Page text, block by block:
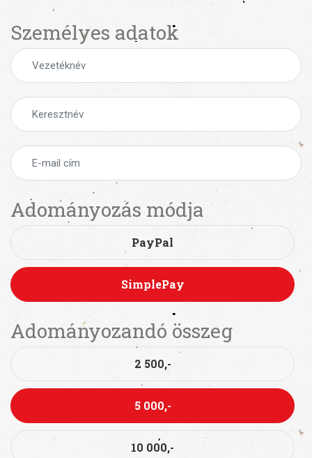
Személyes adatok
Adományozás módja
PayPal
SimplePay
Adományozandó összeg
2 500,-
5 000,-
10 000,-